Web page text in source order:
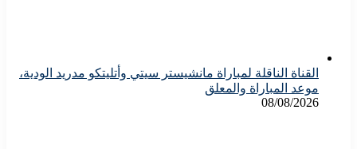
القناة الناقلة لمباراة مانشيستر سيتي وأتليتكو مدريد الودية،
موعد المباراة والمعلق
08/08/2026